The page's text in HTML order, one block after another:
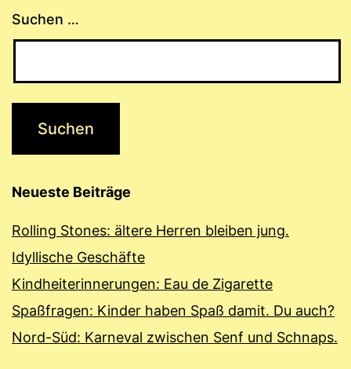
Suchen …
Neueste Beiträge
Rolling Stones: ältere Herren bleiben jung.
Idyllische Geschäfte
Kindheiterinnerungen: Eau de Zigarette
Spaßfragen: Kinder haben Spaß damit. Du auch?
Nord-Süd: Karneval zwischen Senf und Schnaps.